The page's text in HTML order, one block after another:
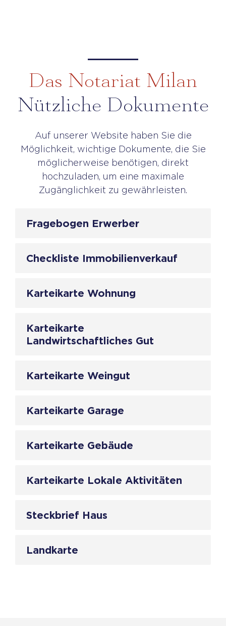
Das Notariat Milan
Nützliche Dokumente
Auf unserer Website haben Sie die
Möglichkeit, wichtige Dokumente, die Sie
möglicherweise benötigen, direkt
hochzuladen, um eine maximale
Zugänglichkeit zu gewährleisten.
Fragebogen Erwerber
Checkliste Immobilienverkauf
Karteikarte Wohnung
Karteikarte
Landwirtschaftliches Gut
Karteikarte Weingut
Karteikarte Garage
Karteikarte Gebäude
Karteikarte Lokale Aktivitäten
Steckbrief Haus
Landkarte